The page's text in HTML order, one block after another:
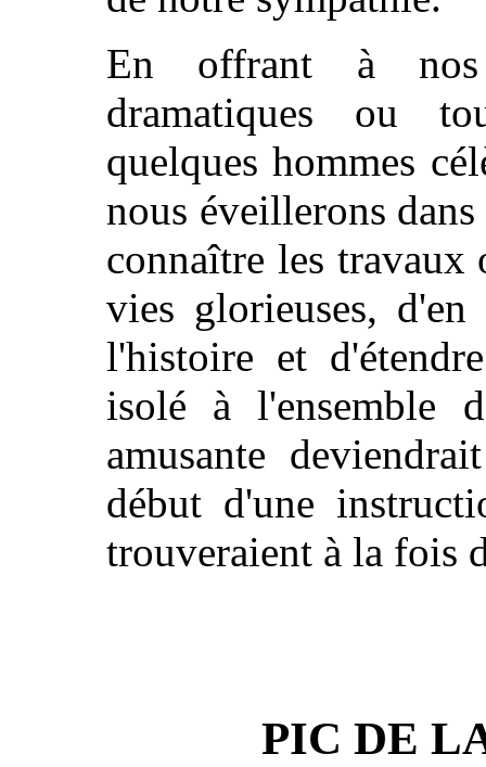
En offrant à nos
dramatiques ou
quelques hommes
nous éveillerons
connaître les travaux
vies glorieuses, d'en
l'histoire et
isolé à l'ensemble
amusante
début d'une
trouveraient à la fois
PIC DE